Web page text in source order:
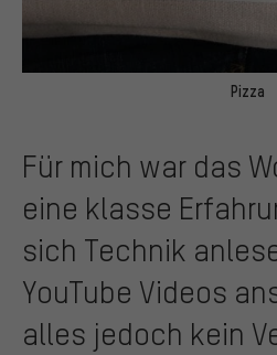
Pizza
Für mich war das
eine klasse
sich Technik
YouTube Videos
alles jedoch kein